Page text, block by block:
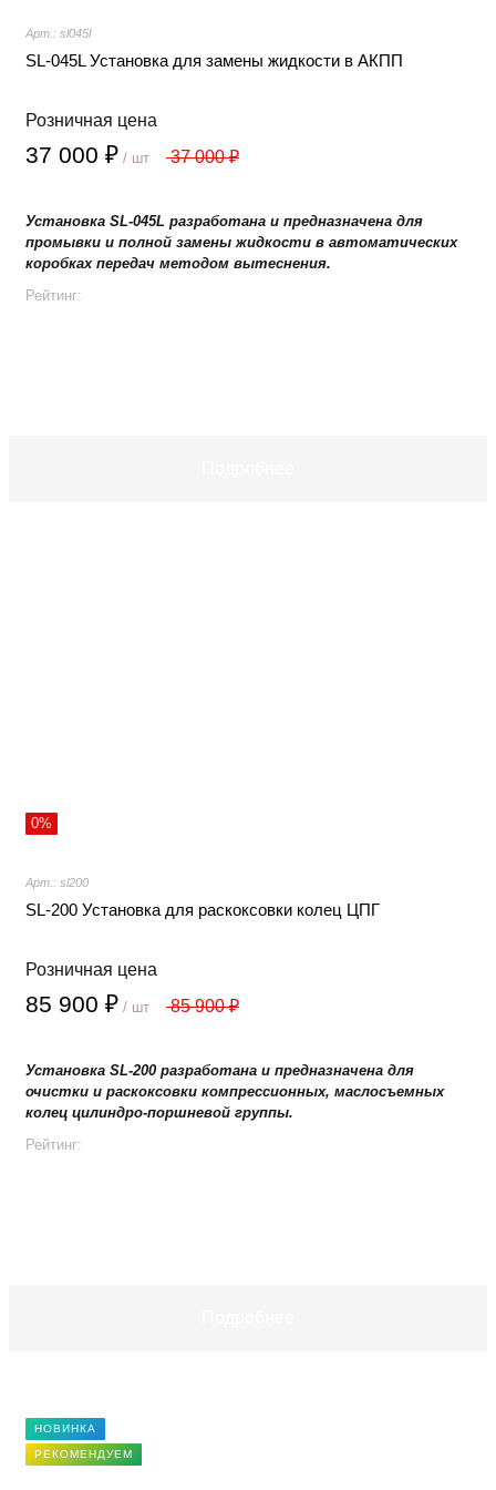
Арт.: sl045l
SL-045L Установка для замены жидкости в АКПП
Розничная цена
37 000 ₽ / шт 37 000 ₽
Установка SL-045L разработана и предназначена для
промывки и полной замены жидкости в автоматических
коробках передач методом вытеснения.
Рейтинг:
0%
Арт.: sl200
SL-200 Установка для раскоксовки колец ЦПГ
Розничная цена
85 900 ₽ / шт 85 900 ₽
Установка SL-200 разработана и предназначена для
очистки и раскоксовки компрессионных, маслосъемных
колец цилиндро-поршневой группы.
Рейтинг:
НОВИНКА
РЕКОМЕНДУЕМ